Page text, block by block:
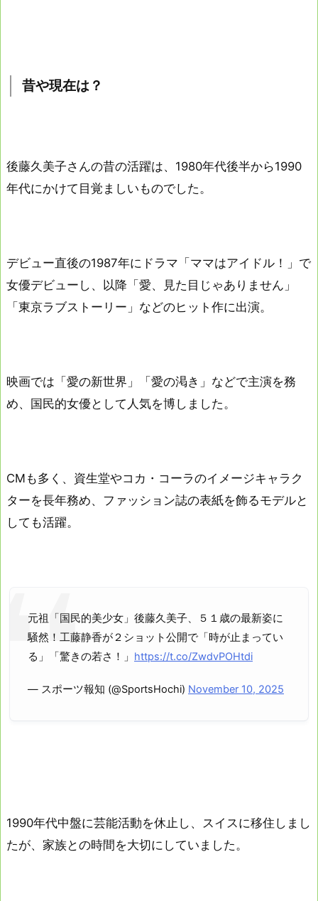
昔や現在は？
後藤久美子さんの昔の活躍は、1980年代後半から1990
年代にかけて目覚ましいものでした。
デビュー直後の1987年にドラマ「ママはアイドル！」で
女優デビューし、以降「愛、見た目じゃありません」
「東京ラブストーリー」などのヒット作に出演。
映画では「愛の新世界」「愛の渇き」などで主演を務
め、国民的女優として人気を博しました。
CMも多く、資生堂やコカ・コーラのイメージキャラク
ターを長年務め、ファッション誌の表紙を飾るモデルと
しても活躍。
元祖「国民的美少女」後藤久美子、５１歳の最新姿に
騒然！工藤静香が２ショット公開で「時が止まってい
る」「驚きの若さ！」 https://t.co/ZwdvPOHtdi
— スポーツ報知 (@SportsHochi) November 10, 2025
1990年代中盤に芸能活動を休止し、スイスに移住しまし
たが、家族との時間を大切にしていました。